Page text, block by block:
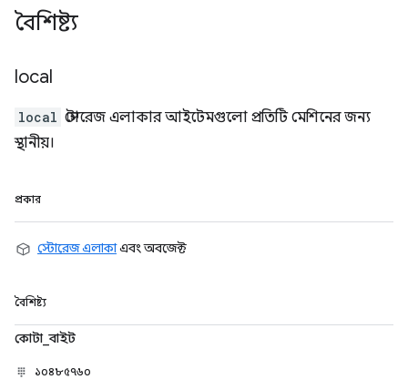
বৈশিষ্ট্য
local
local স্টোরেজ এলাকার আইটেমগুলো প্রতিটি মেশিনের জন্য
স্থানীয়।
প্রকার
স্টোরেজ এলাকাএবং অবজেক্ট
বৈশিষ্ট্য
কোটা_বাইট
১০৪৮৫৭৬০